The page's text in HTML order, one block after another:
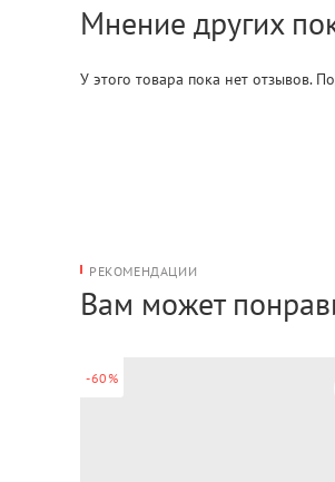
Мнение других
У этого товара пока нет отзывов.
РЕКОМЕНДАЦИИ
Вам может
-60%